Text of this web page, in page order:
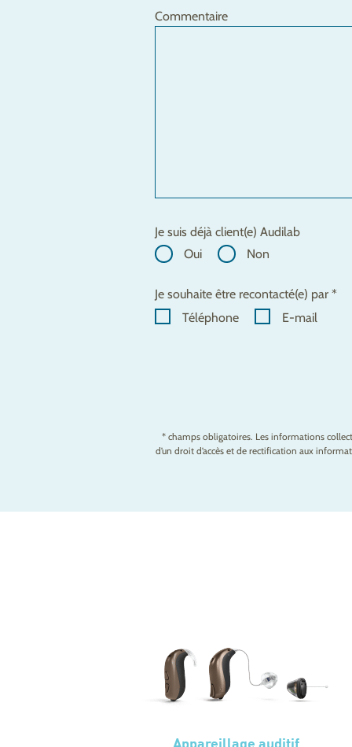
Commentaire
Je suis déjà client(e) Audilab
Oui
Non
Je souhaite être recontacté(e) par *
Téléphone
E-mail
* champs obligatoires. Les informations
d’un droit d’accès et de rectification aux